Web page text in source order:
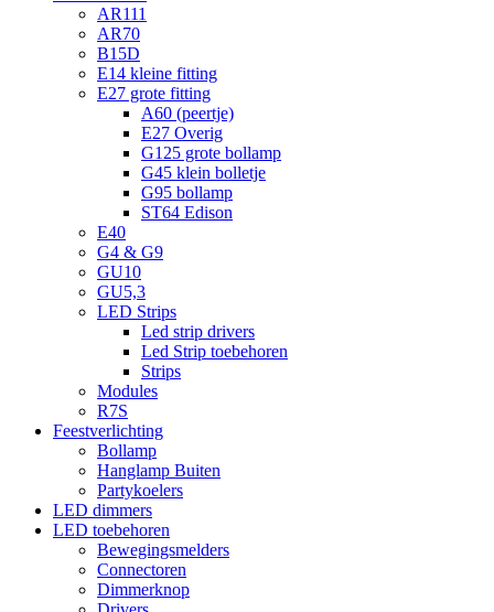
AR111
AR70
B15D
E14 kleine fitting
E27 grote fitting
A60 (peertje)
E27 Overig
G125 grote bollamp
G45 klein bolletje
G95 bollamp
ST64 Edison
E40
G4 & G9
GU10
GU5,3
LED Strips
Led strip drivers
Led Strip toebehoren
Strips
Modules
R7S
Feestverlichting
Bollamp
Hanglamp Buiten
Partykoelers
LED dimmers
LED toebehoren
Bewegingsmelders
Connectoren
Dimmerknop